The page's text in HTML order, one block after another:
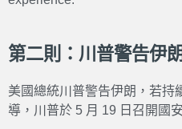
第二則：川普警告伊
美國總統川普警告伊朗，若持
導，川普於 5 月 19 日召開國